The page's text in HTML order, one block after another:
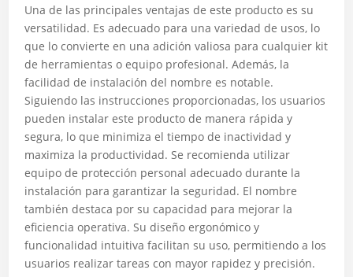
Una de las principales ventajas de este producto es su
versatilidad. Es adecuado para una variedad de usos, lo
que lo convierte en una adición valiosa para cualquier kit
de herramientas o equipo profesional. Además, la
facilidad de instalación del nombre es notable.
Siguiendo las instrucciones proporcionadas, los usuarios
pueden instalar este producto de manera rápida y
segura, lo que minimiza el tiempo de inactividad y
maximiza la productividad. Se recomienda utilizar
equipo de protección personal adecuado durante la
instalación para garantizar la seguridad. El nombre
también destaca por su capacidad para mejorar la
eficiencia operativa. Su diseño ergonómico y
funcionalidad intuitiva facilitan su uso, permitiendo a los
usuarios realizar tareas con mayor rapidez y precisión.